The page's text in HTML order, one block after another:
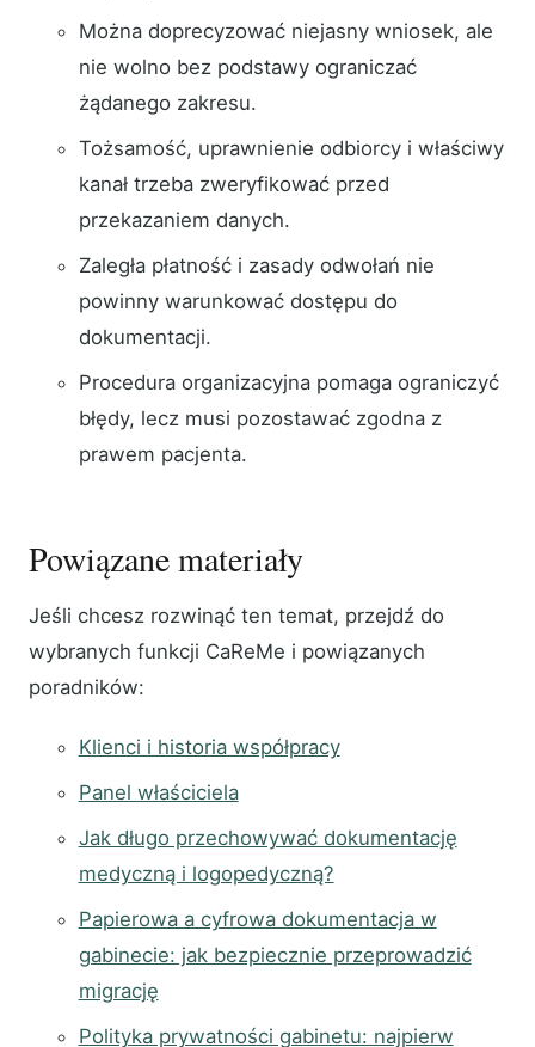
Można doprecyzować niejasny wniosek, ale
nie wolno bez podstawy ograniczać
żądanego zakresu.
Tożsamość, uprawnienie odbiorcy i właściwy
kanał trzeba zweryfikować przed
przekazaniem danych.
Zaległa płatność i zasady odwołań nie
powinny warunkować dostępu do
dokumentacji.
Procedura organizacyjna pomaga ograniczyć
błędy, lecz musi pozostawać zgodna z
prawem pacjenta.
Powiązane materiały
Jeśli chcesz rozwinąć ten temat, przejdź do
wybranych funkcji CaReMe i powiązanych
poradników:
Klienci i historia współpracy
Panel właściciela
Jak długo przechowywać dokumentację
medyczną i logopedyczną?
Papierowa a cyfrowa dokumentacja w
gabinecie: jak bezpiecznie przeprowadzić
migrację
Polityka prywatności gabinetu: najpierw